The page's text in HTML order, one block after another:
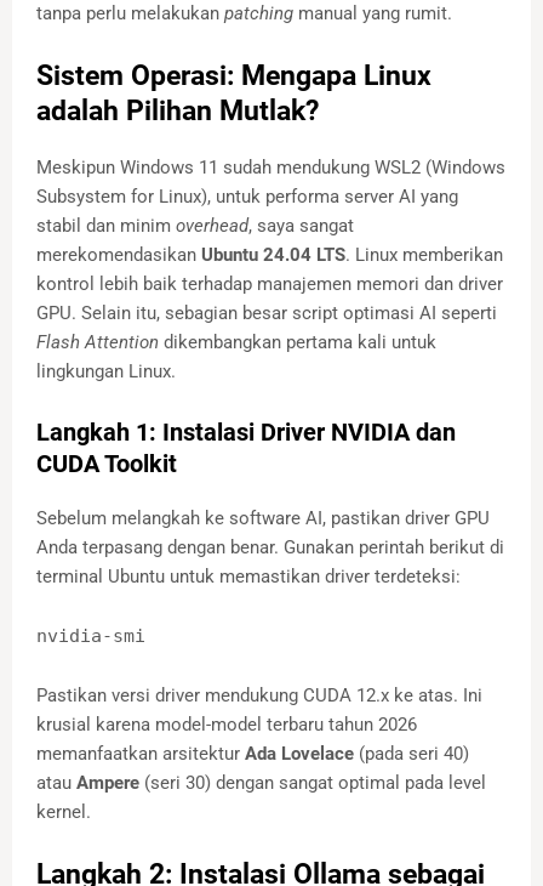
tanpa perlu melakukan patching manual yang rumit.
Sistem Operasi: Mengapa Linux
adalah Pilihan Mutlak?
Meskipun Windows 11 sudah mendukung WSL2 (Windows
Subsystem for Linux), untuk performa server AI yang
stabil dan minim overhead, saya sangat
merekomendasikan Ubuntu 24.04 LTS. Linux memberikan
kontrol lebih baik terhadap manajemen memori dan driver
GPU. Selain itu, sebagian besar script optimasi AI seperti
Flash Attention dikembangkan pertama kali untuk
lingkungan Linux.
Langkah 1: Instalasi Driver NVIDIA dan
CUDA Toolkit
Sebelum melangkah ke software AI, pastikan driver GPU
Anda terpasang dengan benar. Gunakan perintah berikut di
terminal Ubuntu untuk memastikan driver terdeteksi:
nvidia-smi
Pastikan versi driver mendukung CUDA 12.x ke atas. Ini
krusial karena model-model terbaru tahun 2026
memanfaatkan arsitektur Ada Lovelace (pada seri 40)
atau Ampere (seri 30) dengan sangat optimal pada level
kernel.
Langkah 2: Instalasi Ollama sebagai